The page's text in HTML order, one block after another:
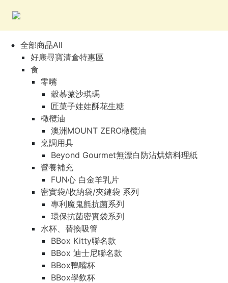
全部商品All
好康尋寶清倉特惠區
食
零嘴
穀慕蒎沙琪瑪
匠菓子娃娃酥花生糖
橄欖油
澳洲MOUNT ZERO橄欖油
烹調用具
Beyond Gourmet無漂白防沾烘焙料理紙
營養補充
FUN心 白金羊乳片
密實袋/收納袋/夾鏈袋 系列
專利魔鬼氈抗菌系列
環保抗菌密實袋系列
水杯、替換吸管
BBox Kitty聯名款
BBox 迪士尼聯名款
BBox鴨嘴杯
BBox學飲杯